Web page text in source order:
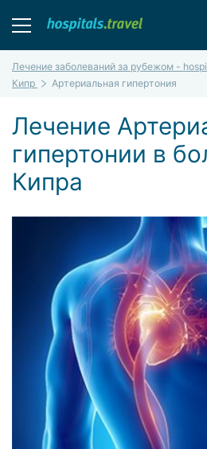
Лечение заболеваний за рубежом -
Кипр
Артериальная гипертония
Лечение
гипертонии в
Кипра